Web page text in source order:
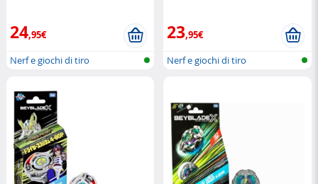
24,95€
Nerf e giochi di tiro
23,95€
Nerf e giochi di tiro